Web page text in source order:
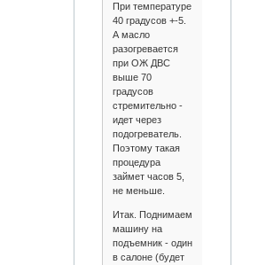
При температуре
40 градусов +-5.
А масло
разогревается
при ОЖ ДВС
выше 70
градусов
стремительно -
идет через
подогреватель.
Поэтому такая
процедура
займет часов 5,
не меньше.
Итак. Поднимаем
машину на
подъемник - один
в салоне (будет